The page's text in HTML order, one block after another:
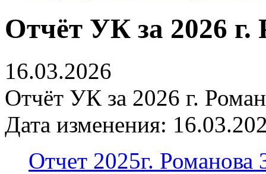
Отчёт УК за 2026 г.
16.03.2026
Отчёт УК за 2026 г.
Дата изменения:
Отчет 2025г. Романова